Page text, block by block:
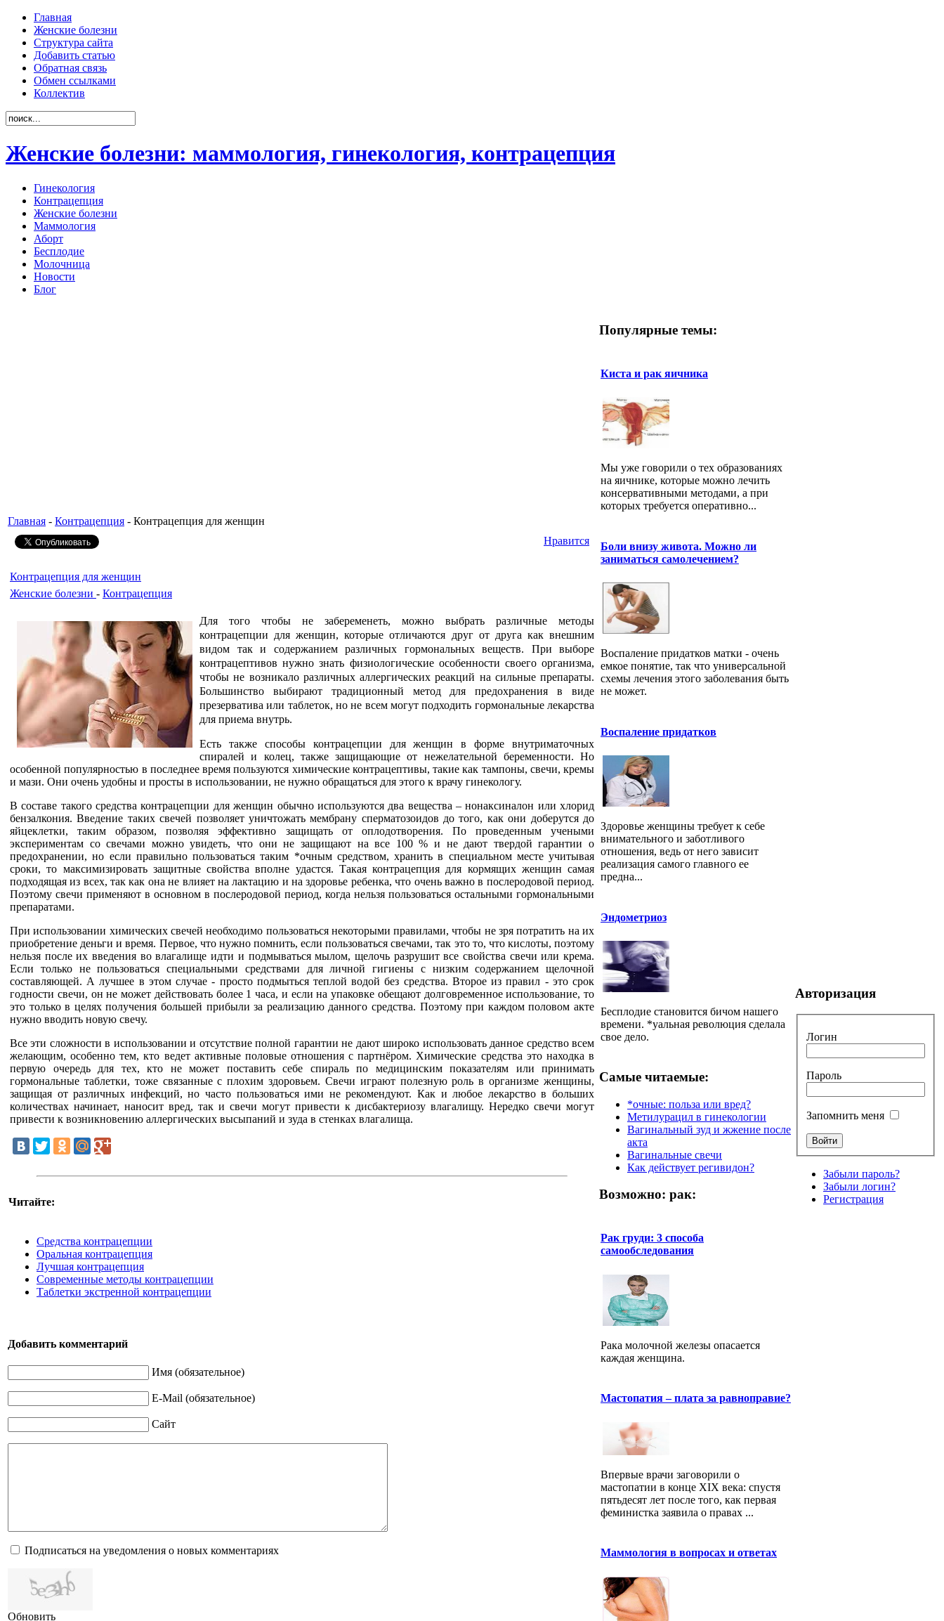
Главная
Женские болезни
Структура сайта
Добавить статью
Обратная связь
Обмен ссылками
Коллектив
Женские болезни: маммология, гинекология, контрацепция
Гинекология
Контрацепция
Женские болезни
Маммология
Аборт
Бесплодие
Молочница
Новости
Блог
Главная - Контрацепция - Контрацепция для женщин
Нравится
Контрацепция для женщин
Женские болезни - Контрацепция
Для того чтобы не забеременеть, можно выбрать различные методы
контрацепции для женщин, которые отличаются друг от друга как внешним
видом так и содержанием различных гормональных веществ. При выборе
контрацептивов нужно знать физиологические особенности своего организма,
чтобы не возникало различных аллергических реакций на сильные препараты.
Большинство выбирают традиционный метод для предохранения в виде
презерватива или таблеток, но не всем могут подходить гормональные лекарства
для приема внутрь.
Есть также способы контрацепции для женщин в форме внутриматочных
спиралей и колец, также защищающие от нежелательной беременности. Но
особенной популярностью в последнее время пользуются химические контрацептивы, такие как тампоны, свечи, кремы
и мази. Они очень удобны и просты в использовании, не нужно обращаться для этого к врачу гинекологу.
В составе такого средства контрацепции для женщин обычно используются два вещества – нонаксиналон или хлорид
бензалкония. Введение таких свечей позволяет уничтожать мембрану сперматозоидов до того, как они доберутся до
яйцеклетки, таким образом, позволяя эффективно защищать от оплодотворения. По проведенным учеными
экспериментам со свечами можно увидеть, что они не защищают на все 100 % и не дают твердой гарантии о
предохранении, но если правильно пользоваться таким *очным средством, хранить в специальном месте учитывая
сроки, то максимизировать защитные свойства вполне удастся. Такая контрацепция для кормящих женщин самая
подходящая из всех, так как она не влияет на лактацию и на здоровье ребенка, что очень важно в послеродовой период.
Поэтому свечи применяют в основном в послеродовой период, когда нельзя пользоваться остальными гормональными
препаратами.
При использовании химических свечей необходимо пользоваться некоторыми правилами, чтобы не зря потратить на их
приобретение деньги и время. Первое, что нужно помнить, если пользоваться свечами, так это то, что кислоты, поэтому
нельзя после их введения во влагалище идти и подмываться мылом, щелочь разрушит все свойства свечи или крема.
Если только не пользоваться специальными средствами для личной гигиены с низким содержанием щелочной
составляющей. А лучшее в этом случае - просто подмыться теплой водой без средства. Второе из правил - это срок
годности свечи, он не может действовать более 1 часа, и если на упаковке обещают долговременное использование, то
это только в целях получения большей прибыли за реализацию данного средства. Поэтому при каждом половом акте
нужно вводить новую свечу.
Все эти сложности в использовании и отсутствие полной гарантии не дают широко использовать данное средство всем
желающим, особенно тем, кто ведет активные половые отношения с партнёром. Химические средства это находка в
первую очередь для тех, кто не может поставить себе спираль по медицинским показателям или принимать
гормональные таблетки, тоже связанные с плохим здоровьем. Свечи играют полезную роль в организме женщины,
защищая от различных инфекций, но часто пользоваться ими не рекомендуют. Как и любое лекарство в больших
количествах начинает, наносит вред, так и свечи могут привести к дисбактериозу влагалищу. Нередко свечи могут
привести к возникновению аллергических высыпаний и зуда в стенках влагалища.
Читайте:
Средства контрацепции
Оральная контрацепция
Лучшая контрацепция
Современные методы контрацепции
Таблетки экстренной контрацепции
Добавить комментарий
Имя (обязательное)
E-Mail (обязательное)
Сайт
Подписаться на уведомления о новых комментариях
Обновить
Популярные темы:
Киста и рак яичника
Мы уже говорили о тех образованиях
на яичнике, которые можно лечить
консервативными методами, а при
которых требуется оперативно...
Боли внизу живота. Можно ли
заниматься самолечением?
Воспаление придатков матки - очень
емкое понятие, так что универсальной
схемы лечения этого заболевания быть
не может.
Воспаление придатков
Здоровье женщины требует к себе
внимательного и заботливого
отношения, ведь от него зависит
реализация самого главного ее
предна...
Эндометриоз
Бесплодие становится бичом нашего
времени. *уальная революция сделала
свое дело.
Самые читаемые:
*очные: польза или вред?
Метилурацил в гинекологии
Вагинальный зуд и жжение после
акта
Вагинальные свечи
Как действует регивидон?
Возможно: рак:
Рак груди: 3 способа
самообследования
Рака молочной железы опасается
каждая женщина.
Мастопатия – плата за равноправие?
Впервые врачи заговорили о
мастопатии в конце XIX века: спустя
пятьдесят лет после того, как первая
феминистка заявила о правах ...
Маммология в вопросах и ответах
Авторизация
Логин
Пароль
Запомнить меня
Забыли пароль?
Забыли логин?
Регистрация